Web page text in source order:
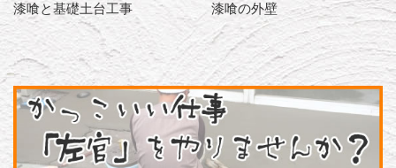
漆喰と基礎土台工事 漆喰の外壁